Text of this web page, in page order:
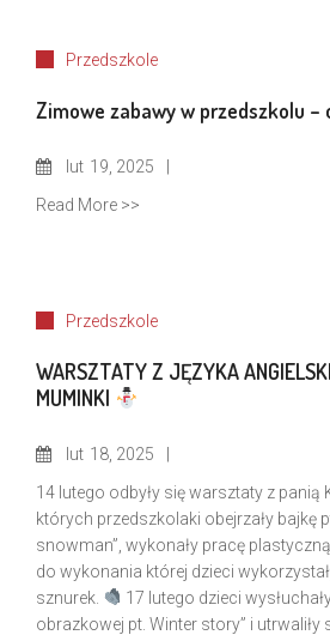
Przedszkole
Zimowe zabawy w przedszkolu –
lut 19, 2025
Read More >>
Przedszkole
WARSZTATY Z JĘZYKA
MUMINKI
lut 18, 2025
14 lutego odbyły się warsztaty z panią
których przedszkolaki obejrzały bajkę
snowman”, wykonały pracę
do wykonania której dzieci
sznurek.
17 lutego dzieci
obrazkowej pt. Winter story” i